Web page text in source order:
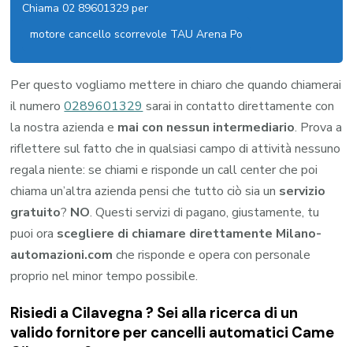
Chiama 02 89601329 per
motore cancello scorrevole TAU Arena Po
Per questo vogliamo mettere in chiaro che quando chiamerai
il numero0289601329 sarai in contatto direttamente con
la nostra azienda e mai con nessun intermediario. Prova a
riflettere sul fatto che in qualsiasi campo di attività nessuno
regala niente: se chiami e risponde un call center che poi
chiama un’altra azienda pensi che tutto ciò sia un servizio
gratuito? NO. Questi servizi di pagano, giustamente, tu
puoi ora scegliere di chiamare direttamente Milano-
automazioni.com che risponde e opera con personale
proprio nel minor tempo possibile.
Risiedi a Cilavegna ? Sei alla ricerca di un
valido fornitore per cancelli automatici Came